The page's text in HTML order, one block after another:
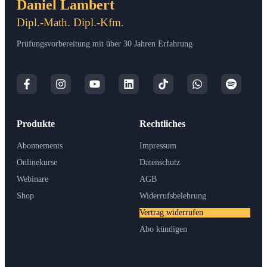
Daniel Lambert
Dipl.-Math. Dipl.-Kfm.
Prüfungsvorbereitung mit über 30 Jahren Erfahrung
Produkte
Abonnements
Onlinekurse
Webinare
Shop
Rechtliches
Impressum
Datenschutz
AGB
Widerrufsbelehrung
Vertrag widerrufen
Abo kündigen